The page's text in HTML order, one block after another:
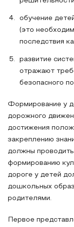
обучение
(это
последствия
развитие
отражают
безопасного
Формирование у
дорожного
достижения
закреплению
должны
формированию
дороге у детей
дошкольных
родителями.
Первое